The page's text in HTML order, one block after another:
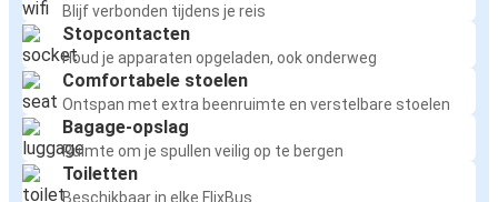
Blijf verbonden tijdens je reis
Stopcontacten
Houd je apparaten opgeladen, ook onderweg
Comfortabele stoelen
Ontspan met extra beenruimte en verstelbare stoelen
Bagage-opslag
Ruimte om je spullen veilig op te bergen
Toiletten
Beschikbaar in elke FlixBus